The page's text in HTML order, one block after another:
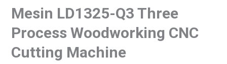
Mesin LD1325-Q3 Three
Process Woodworking CNC
Cutting Machine